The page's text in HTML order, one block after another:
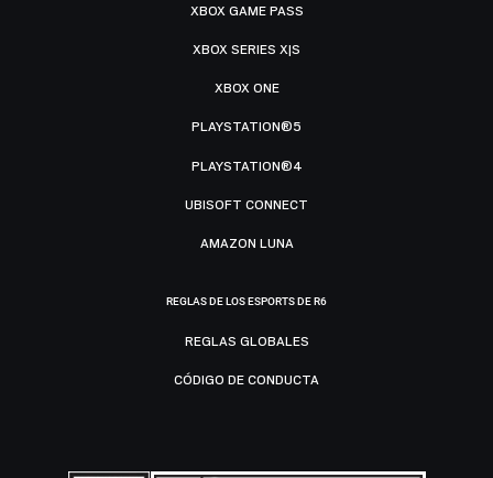
XBOX GAME PASS
XBOX SERIES X|S
XBOX ONE
PLAYSTATION®5
PLAYSTATION®4
UBISOFT CONNECT
AMAZON LUNA
REGLAS DE LOS ESPORTS DE R6
REGLAS GLOBALES
CÓDIGO DE CONDUCTA